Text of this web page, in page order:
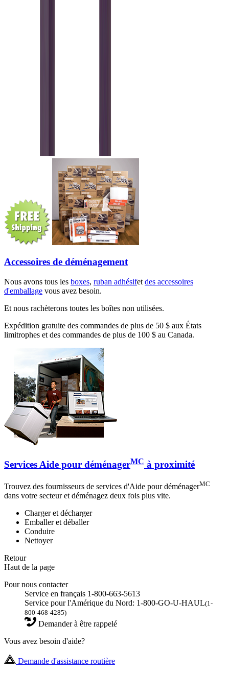
Accessoires de déménagement
Nous avons tous les boxes, ruban adhésifet des accessoires
d'emballage vous avez besoin.
Et nous rachèterons toutes les boîtes non utilisées.
Expédition gratuite des commandes de plus de 50 $ aux États
limitrophes et des commandes de plus de 100 $ au Canada.
Services Aide pour déménagerMC à proximité
Trouvez des fournisseurs de services d'Aide pour déménagerMC
dans votre secteur et déménagez deux fois plus vite.
Charger et décharger
Emballer et déballer
Conduire
Nettoyer
Retour
Haut de la page
Pour nous contacter
Service en français 1-800-663-5613
Service pour l'Amérique du Nord: 1-800-GO-U-HAUL(1-
800-468-4285)
Demander à être rappelé
Vous avez besoin d'aide?
Demande d'assistance routière